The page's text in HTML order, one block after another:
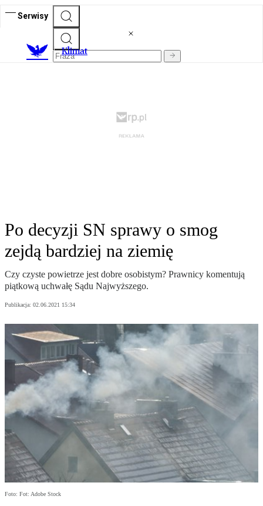
Serwisy
Klimat
Po decyzji SN sprawy o smog
zejdą bardziej na ziemię
Czy czyste powietrze jest dobre osobistym? Prawnicy komentują
piątkową uchwałę Sądu Najwyższego.
Publikacja: 02.06.2021 15:34
Foto: Fot: Adobe Stock